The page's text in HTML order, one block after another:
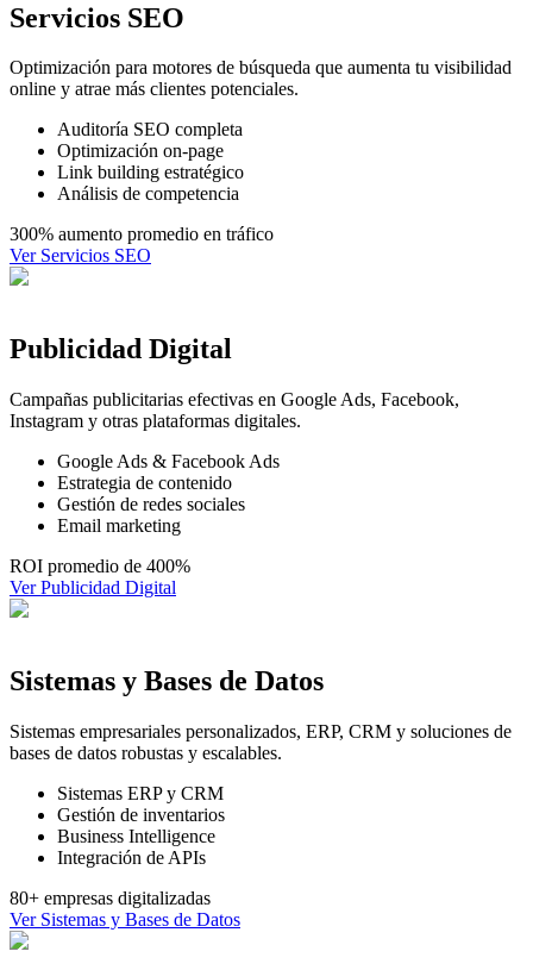
Servicios SEO
Optimización para motores de búsqueda que aumenta tu visibilidad
online y atrae más clientes potenciales.
Auditoría SEO completa
Optimización on-page
Link building estratégico
Análisis de competencia
300% aumento promedio en tráfico
Ver Servicios SEO
Publicidad Digital
Campañas publicitarias efectivas en Google Ads, Facebook,
Instagram y otras plataformas digitales.
Google Ads & Facebook Ads
Estrategia de contenido
Gestión de redes sociales
Email marketing
ROI promedio de 400%
Ver Publicidad Digital
Sistemas y Bases de Datos
Sistemas empresariales personalizados, ERP, CRM y soluciones de
bases de datos robustas y escalables.
Sistemas ERP y CRM
Gestión de inventarios
Business Intelligence
Integración de APIs
80+ empresas digitalizadas
Ver Sistemas y Bases de Datos